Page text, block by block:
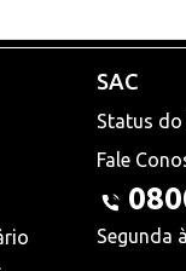
SAC
Status do
Fale
Segunda